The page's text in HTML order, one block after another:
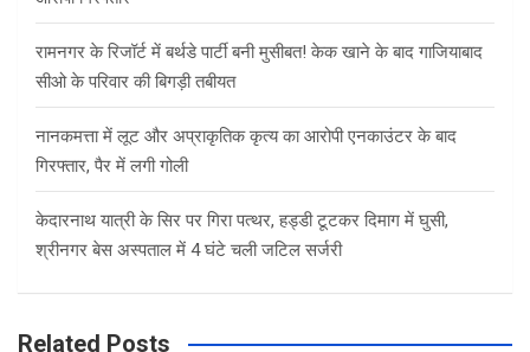
रामनगर के रिजॉर्ट में बर्थडे पार्टी बनी मुसीबत! केक खाने के बाद गाजियाबाद
सीओ के परिवार की बिगड़ी तबीयत
नानकमत्ता में लूट और अप्राकृतिक कृत्य का आरोपी एनकाउंटर के बाद
गिरफ्तार, पैर में लगी गोली
केदारनाथ यात्री के सिर पर गिरा पत्थर, हड्डी टूटकर दिमाग में घुसी,
श्रीनगर बेस अस्पताल में 4 घंटे चली जटिल सर्जरी
Related Posts